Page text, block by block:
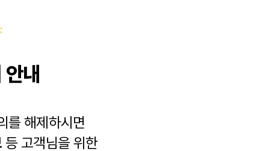
내
를 해제하시면
등 고객님을 위한